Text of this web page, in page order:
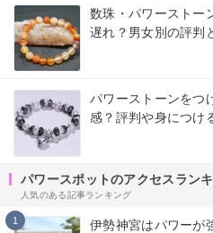
数珠・パワーストー
遅れ？男女別の評判
パワーストーンをつ
感？評判や身につけ
パワースポットのアクセスラン
人気のある記事ランキング
1
伊勢神宮はパワーが